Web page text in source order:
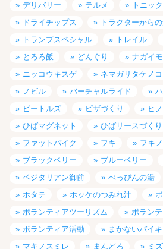
デリバリー
テルメ
トニッ
ドライチップス
トラクターから
トランプスペシャル
トレイル
とろろ飯
どんぐり ナガイモ
ニッコウキスゲ
ネマガリタケノコ
ノビル
バーチャルライド
ビートルズ
ピザづくり ヒ
ひばマグネット
ひばリースづくり
ファットバイク
フキ フキ
ブラックベリー
ブルーベリー
ベジタリアン御前
べっぴんの湯
ホタテ
ホッケのつみれ汁
ボランティアツーリズム
ボラン
ボランティア活動
まかないバイ
マキノスミレ
まんどろ
ミズ